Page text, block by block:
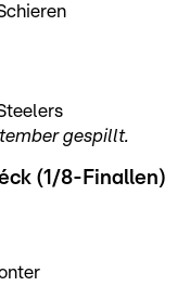
gespillt.
(1/8-Finallen)